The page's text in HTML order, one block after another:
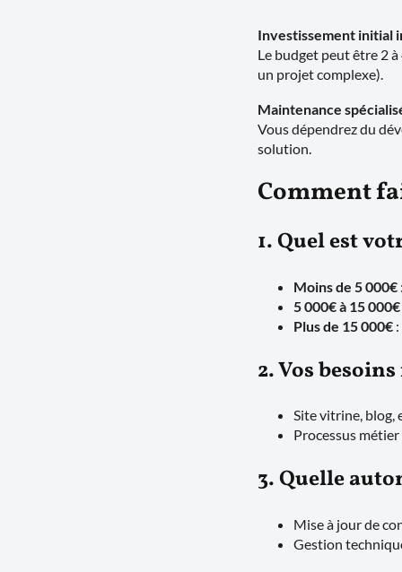
Investissement initial
Le budget peut être 2
un projet complexe).
Maintenance
Vous dépendrez du
solution.
Comment
1. Quel est
Moins de 5 000€
5 000€ à 15 000€
Plus de 15 000€
2. Vos
Site vitrine, blog,
Processus
3. Quelle
Mise à jour de
Gestion